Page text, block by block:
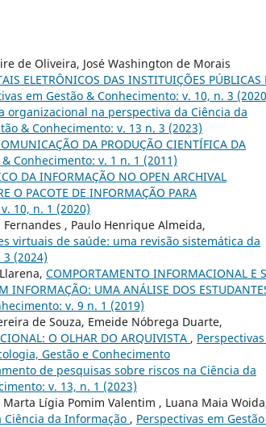
de Oliveira, José Washington de Morais
ELETRÔNICOS DAS INSTITUIÇÕES PÚBLICAS
em Gestão & Conhecimento: v. 10, n. 3
organizacional na perspectiva da Ciência da
& Conhecimento: v. 13 n. 3 (2023)
DA PRODUÇÃO CIENTÍFICA DA
Conhecimento: v. 1 n. 1 (2011)
DA INFORMAÇÃO NO OPEN ARCHIVAL
O PACOTE DE INFORMAÇÃO PARA
10, n. 1 (2020)
, Paulo Henrique Almeida,
virtuais de saúde: uma revisão sistemática da
(2024)
COMPORTAMENTO INFORMACIONAL E
INFORMAÇÃO: UMA ANÁLISE DOS
v. 9 n. 1 (2019)
de Souza, Emeide Nóbrega Duarte,
O OLHAR DO ARQUIVISTA ,
Gestão e Conhecimento
de pesquisas sobre riscos na Ciência da
v. 13, n. 1 (2023)
Lígia Pomim Valentim , Luana Maia
da Informação , Perspectivas em